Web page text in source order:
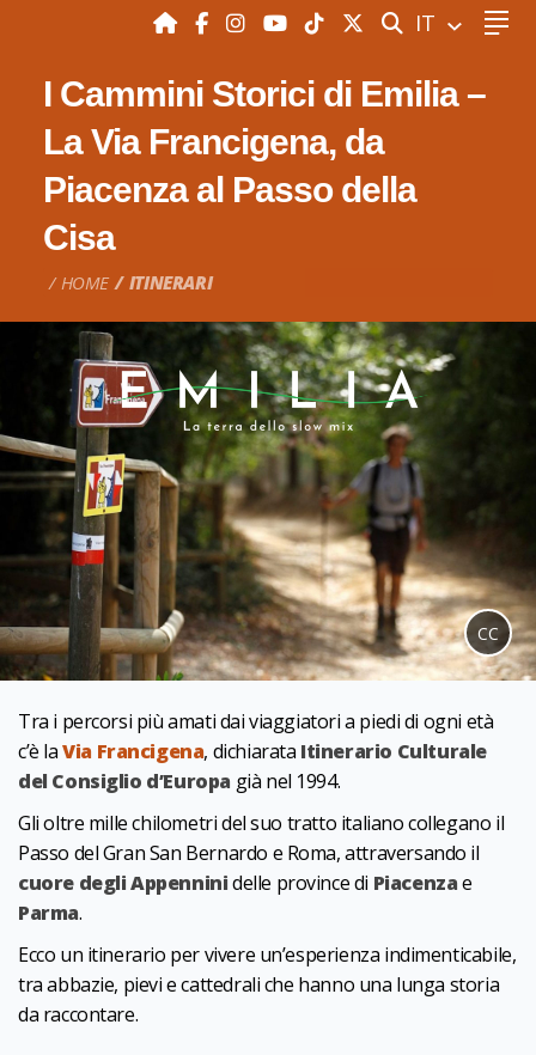
CERCA
IT
I Cammini Storici di Emilia –
La Via Francigena, da
Piacenza al Passo della
Cisa
HOME ITINERARI
CC
Tra i percorsi più amati dai viaggiatori a piedi di ogni età
c’è laVia Francigena, dichiarata Itinerario Culturale
del Consiglio d’Europa già nel 1994.
Gli oltre mille chilometri del suo tratto italiano collegano il
Passo del Gran San Bernardo e Roma, attraversando il
cuore degli Appenninidelle province di Piacenzae
Parma.
Ecco un itinerario per vivere un’esperienza indimenticabile,
tra abbazie, pievi e cattedrali che hanno una lunga storia
da raccontare.